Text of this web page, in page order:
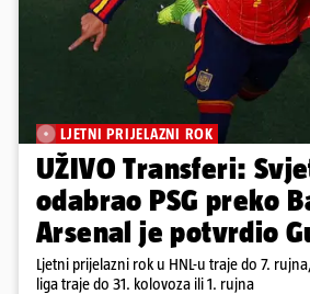
LJETNI PRIJELAZNI ROK
UŽIVO Transferi:
odabrao PSG preko
Arsenal je potvrdio
Ljetni prijelazni rok u HNL-u traje do 7.
liga traje do 31. kolovoza ili 1. rujna